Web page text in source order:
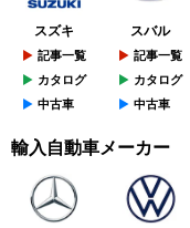
スズキ
記事一覧
カタログ
中古車
スバル
記事一覧
カタログ
中古車
輸入自動車メーカー